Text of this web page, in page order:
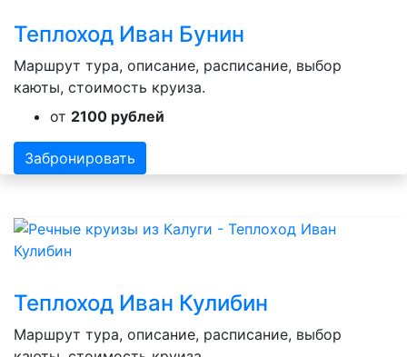
Теплоход Иван Бунин
Маршрут тура, описание, расписание, выбор
каюты, стоимость круиза.
от 2100 рублей
Забронировать
Теплоход Иван Кулибин
Маршрут тура, описание, расписание, выбор